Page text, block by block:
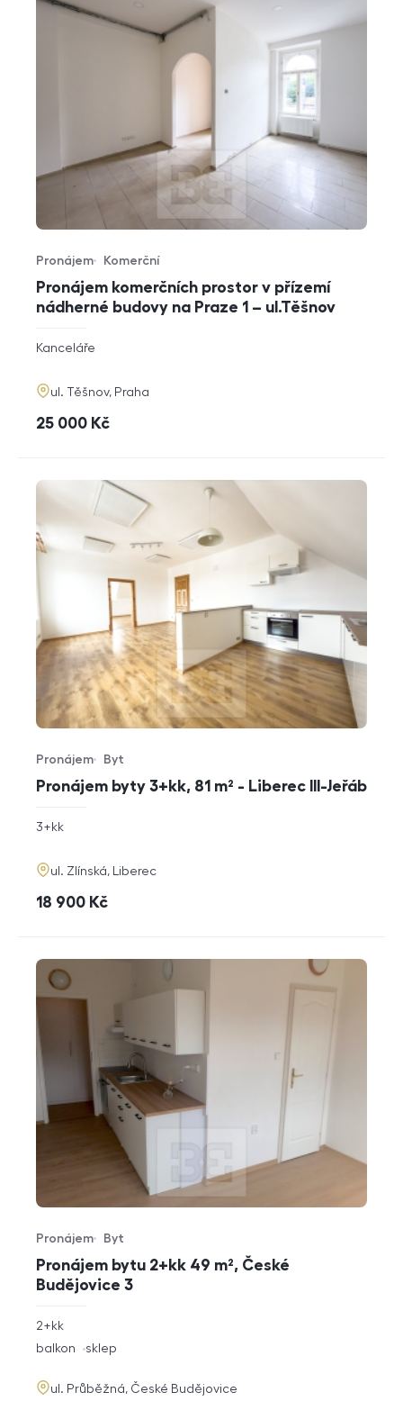
Pronájem komerčních prostor v přízemí
nádherné budovy na Praze 1 – ul.Těšnov
Typ nabídky
Pronájem
Typ nemovitosti
Komerční
rozměry
dispozice
Kanceláře
adresa
ul. Těšnov, Praha
cena
25 000 Kč
Pronájem byty 3+kk, 81 m² - Liberec III-Jeřáb
Typ nabídky
Pronájem
Typ nemovitosti
Byt
rozměry
dispozice
3+kk
adresa
ul. Zlínská, Liberec
cena
18 900 Kč
Pronájem bytu 2+kk 49 m², České
Budějovice 3
Typ nabídky
Pronájem
Typ nemovitosti
Byt
rozměry
dispozice
2+kk
funkce
balkon sklep
adresa
ul. Průběžná, České Budějovice